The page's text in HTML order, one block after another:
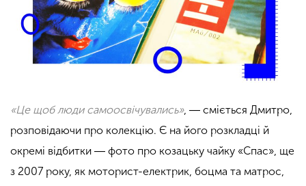
«Це щоб люди самоосвічувались», ― сміється Дмитро,
розповідаючи про колекцію. Є на його розкладці й
окремі відбитки ― фото про козацьку чайку «Спас», ще
з 2007 року, як моторист-електрик, боцма та матрос,